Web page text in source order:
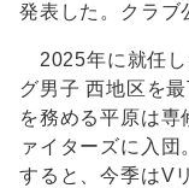
発表した。クラブ
2025年に就任し
グ男子 西地区を
を務める平原は専
ァイターズに入
すると、今季はV